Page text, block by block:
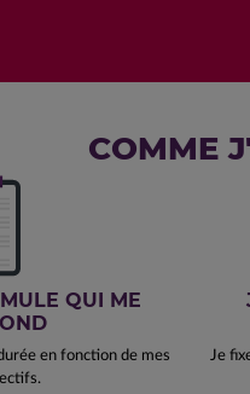
COMME
QUI ME
en fonction de mes
Je